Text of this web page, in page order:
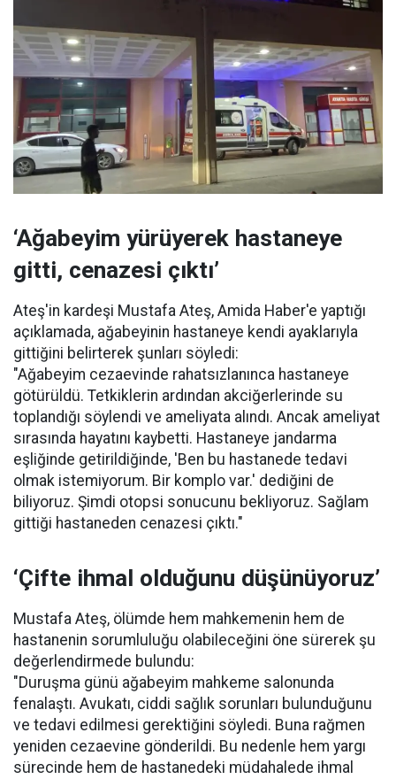
‘Ağabeyim yürüyerek hastaneye
gitti, cenazesi çıktı’
Ateş'in kardeşi Mustafa Ateş, Amida Haber'e yaptığı
açıklamada, ağabeyinin hastaneye kendi ayaklarıyla
gittiğini belirterek şunları söyledi:
"Ağabeyim cezaevinde rahatsızlanınca hastaneye
götürüldü. Tetkiklerin ardından akciğerlerinde su
toplandığı söylendi ve ameliyata alındı. Ancak ameliyat
sırasında hayatını kaybetti. Hastaneye jandarma
eşliğinde getirildiğinde, 'Ben bu hastanede tedavi
olmak istemiyorum. Bir komplo var.' dediğini de
biliyoruz. Şimdi otopsi sonucunu bekliyoruz. Sağlam
gittiği hastaneden cenazesi çıktı."
‘Çifte ihmal olduğunu düşünüyoruz’
Mustafa Ateş, ölümde hem mahkemenin hem de
hastanenin sorumluluğu olabileceğini öne sürerek şu
değerlendirmede bulundu:
"Duruşma günü ağabeyim mahkeme salonunda
fenalaştı. Avukatı, ciddi sağlık sorunları bulunduğunu
ve tedavi edilmesi gerektiğini söyledi. Buna rağmen
yeniden cezaevine gönderildi. Bu nedenle hem yargı
sürecinde hem de hastanedeki müdahalede ihmal